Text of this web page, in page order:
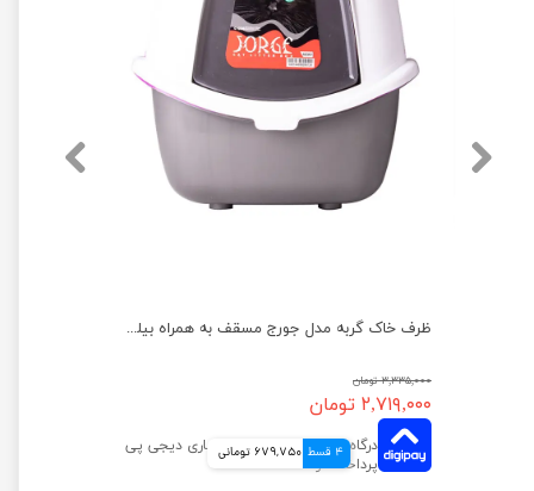
ظرف خاک گربه مدل جورج مسقف به همراه بیلچه هپی پت
۳,۳۳۵,۰۰۰ تومان
۲,۷۱۹,۰۰۰ تومان
4 قسط 679,750 تومانی